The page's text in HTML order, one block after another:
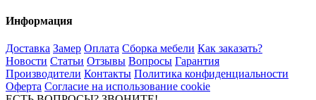
Информация
Доставка Замер Оплата Сборка мебели Как заказать?
Новости Статьи Отзывы Вопросы Гарантия
Производители Контакты Политика конфиденциальности
Оферта Согласие на использование cookie